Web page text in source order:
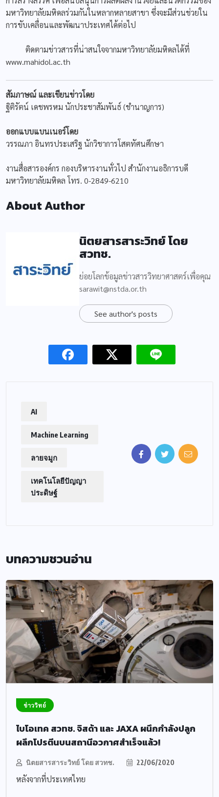
มหาวิทยาลัยมหิดลร่วมกันในหลากหลายสาขา ซึ่งจะมีส่วนช่วยใน
การขับเคลื่อนและพัฒนาประเทศได้ต่อไป
ติดตามข่าวสารที่น่าสนใจจากมหาวิทยาลัยมหิดลได้ที่
www.mahidol.ac.th
สัมภาษณ์ และเขียนข่าวโดย
ฐิติรัตน์ เดชพรหม นักประชาสัมพันธ์ (ชำนาญการ)
ออกแบบแบนเนอร์โดย
วรรณภา อินทรประเสริฐ นักวิชาการโสตทัศนศึกษา
งานสื่อสารองค์กร กองบริหารงานทั่วไป สำนักงานอธิการบดี
มหาวิทยาลัยมหิดล โทร. 0-2849-6210
About Author
นิตยสารสาระวิทย์ โดย
สวทช.
ย่อยโลกข้อมูลข่าวสารวิทยาศาสตร์เพื่อคุณ
sarawit@nstda.or.th
See author's posts
AI
Machine Learning
ลายจมูก
เทคโนโลยีปัญญา
ประดิษฐ์
บทความชวนอ่าน
ข่าววิทย์
ไบโอเทค สวทช. จิสด้า และ JAXA ผนึกกำลังปลูก
ผลึกโปรตีนบนสถานีอวกาศสำเร็จแล้ว!
นิตยสารสาระวิทย์ โดย สวทช. 22/06/2020
หลังจากที่ประเทศไทย